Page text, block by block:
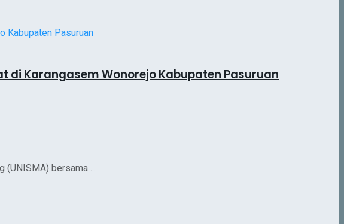
di Karangasem Wonorejo Kabupaten Pasuruan
(UNISMA) bersama ...